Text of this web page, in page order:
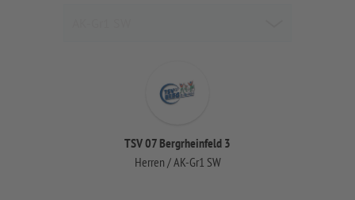
TSV 07 Bergrheinfeld 3
Herren / AK-Gr1 SW